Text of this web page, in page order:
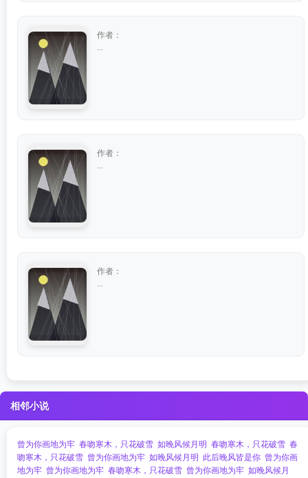
作者：
作者：
作者：
相邻小说
曾为你画地为牢 春吻寒木，只花破雪 如晚风候月明 春吻寒木，只花破雪 春
吻寒木，只花破雪 曾为你画地为牢 如晚风候月明 此后晚风皆是你 曾为你画
地为牢 曾为你画地为牢 春吻寒木，只花破雪 曾为你画地为牢 如晚风候月